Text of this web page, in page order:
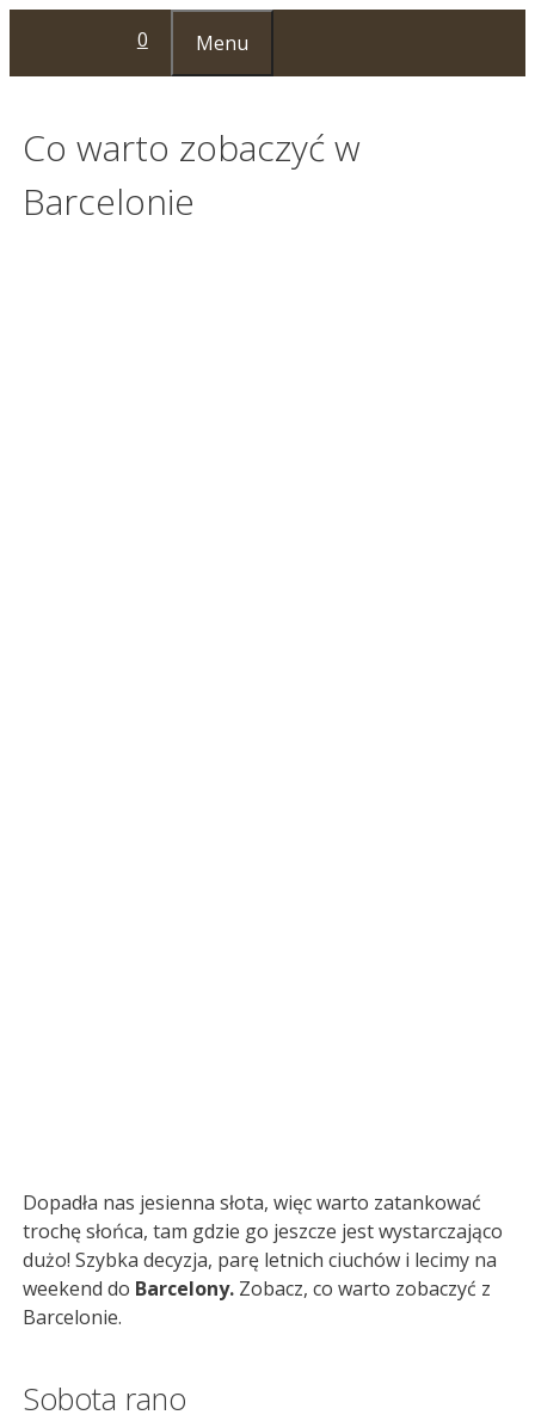
treści
0 Menu
Co warto zobaczyć w
Barcelonie
Dopadła nas jesienna słota, więc warto zatankować
trochę słońca, tam gdzie go jeszcze jest wystarczająco
dużo! Szybka decyzja, parę letnich ciuchów i lecimy na
weekend do Barcelony. Zobacz, co warto zobaczyć z
Barcelonie.
Sobota rano